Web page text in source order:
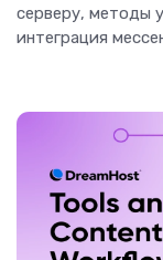
серверу, методы
интеграция